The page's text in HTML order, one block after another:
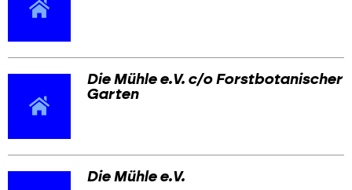
Die Mühle e.V. c/o Forstbotanischer
Garten
Die Mühle e.V.